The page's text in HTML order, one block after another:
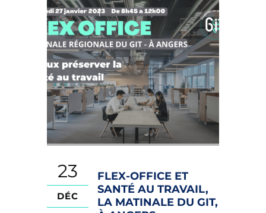
23
DÉC
FLEX-OFFICE ET
SANTÉ AU TRAVAIL,
LA MATINALE DU GIT,